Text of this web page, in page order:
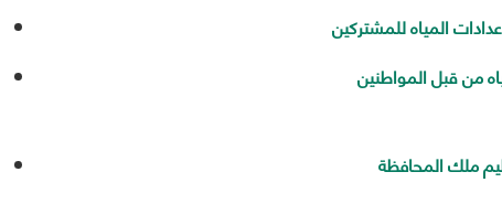
المياه للمشتركين
من قبل المواطنين
ملك المحافظة